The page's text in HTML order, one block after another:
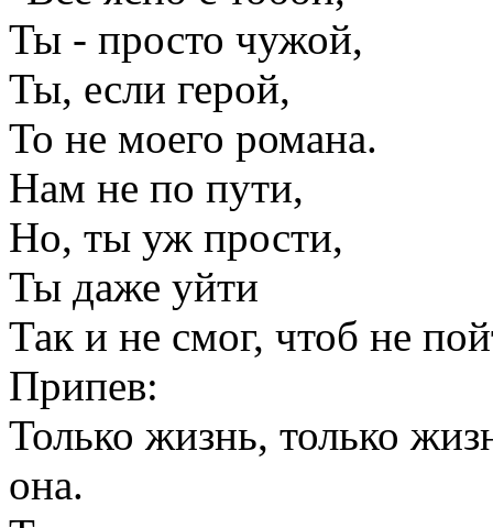
Ты - просто чужой,
Ты, если герой,
То не моего романа.
Нам не по пути,
Но, ты уж прости,
Ты даже уйти
Так и не смог, чтоб не
Припев:
Только жизнь, только
она.